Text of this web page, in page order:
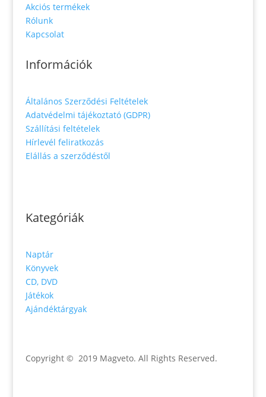
Akciós termékek
Rólunk
Kapcsolat
Információk
Általános Szerződési Feltételek
Adatvédelmi tájékoztató (GDPR)
Szállítási feltételek
Hírlevél feliratkozás
Elállás a szerződéstől
Kategóriák
Naptár
Könyvek
CD, DVD
Játékok
Ajándéktárgyak
Copyright © 2019 Magveto. All Rights Reserved.